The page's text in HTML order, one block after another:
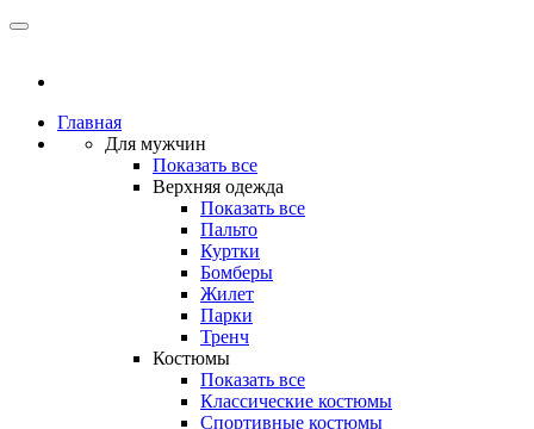
Главная
Для мужчин
Показать все
Верхняя одежда
Показать все
Пальто
Куртки
Бомберы
Жилет
Парки
Тренч
Костюмы
Показать все
Классические костюмы
Спортивные костюмы